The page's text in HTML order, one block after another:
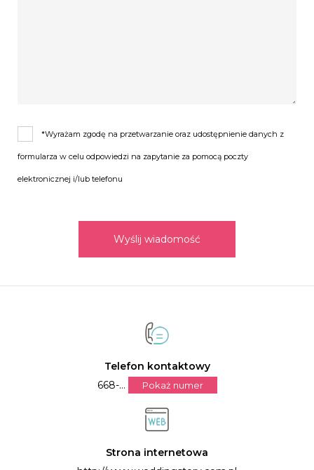
*Wyrażam zgodę na przetwarzanie oraz udostępnienie danych z
formularza w celu odpowiedzi na zapytanie za pomocą poczty
elektronicznej i/lub telefonu
Wyślij wiadomość
Telefon kontaktowy
668-...
Pokaż numer
Strona internetowa